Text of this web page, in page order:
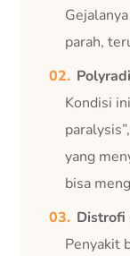
parah,
Kondisi
yang
bisa
Distrofi
Penyakit